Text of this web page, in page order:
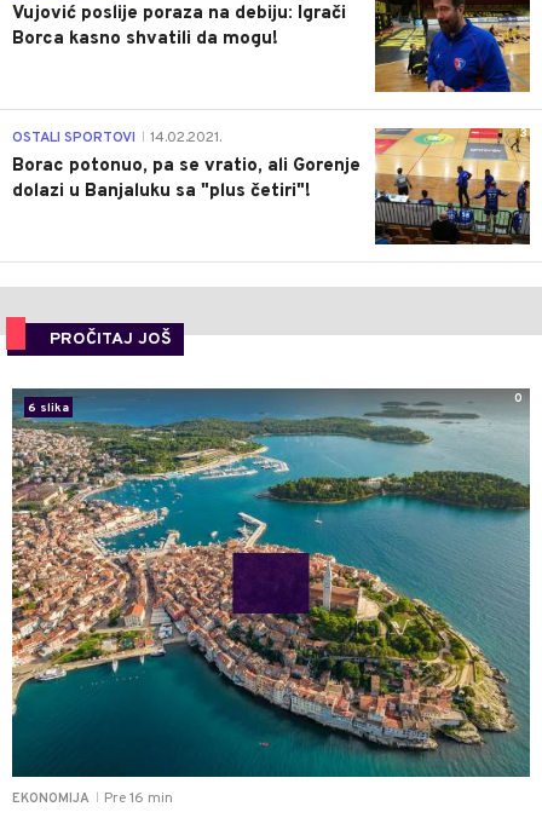
Vujović poslije poraza na debiju: Igrači
Borca kasno shvatili da mogu!
3
OSTALI SPORTOVI 14.02.2021.
Borac potonuo, pa se vratio, ali Gorenje
dolazi u Banjaluku sa "plus četiri"!
PROČITAJ JOŠ
EKONOMIJA Pre 16 min
6 slika
0